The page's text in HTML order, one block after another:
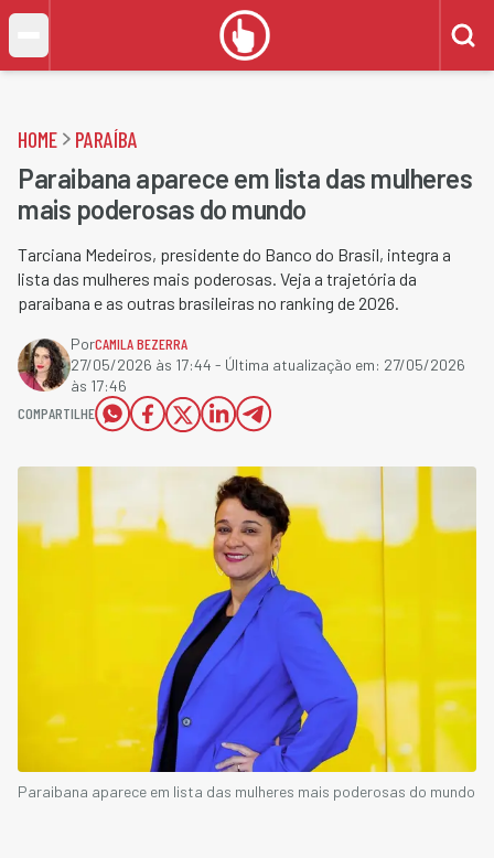
HOME PARAÍBA
Paraibana aparece em lista das mulheres
mais poderosas do mundo
Tarciana Medeiros, presidente do Banco do Brasil, integra a
lista das mulheres mais poderosas. Veja a trajetória da
paraibana e as outras brasileiras no ranking de 2026.
PorCAMILA BEZERRA
27/05/2026 às 17:44 - Última atualização em: 27/05/2026
às 17:46
COMPARTILHE
Paraibana aparece em lista das mulheres mais poderosas do mundo